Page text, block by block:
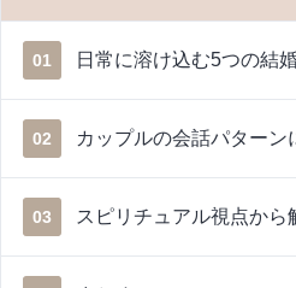
01 日常に溶け込む5つの結
02 カップルの会話パターン
03 スピリチュアル視点か